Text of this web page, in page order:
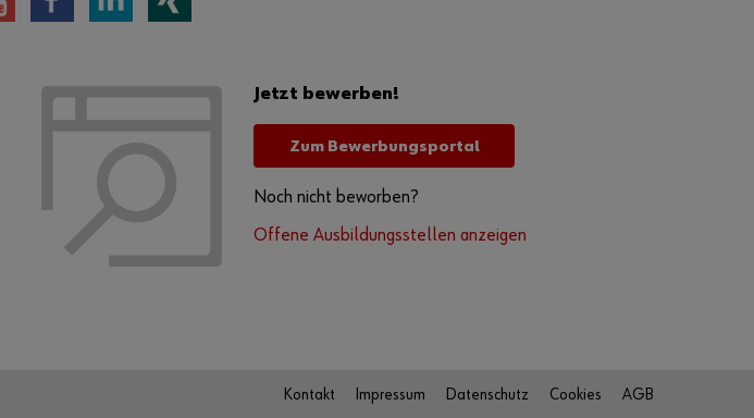
Jetzt bewerben!
Zum Bewerbungsportal
Noch nicht beworben?
Offene Ausbildungsstellen anzeigen
Kontakt Impressum Datenschutz Cookies AGB